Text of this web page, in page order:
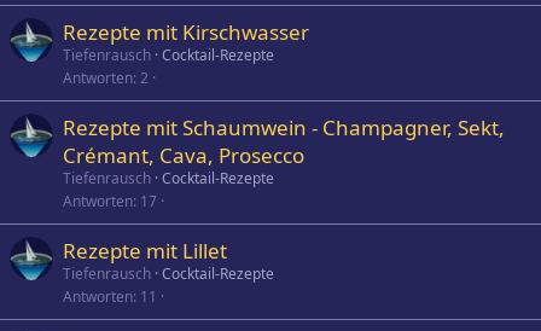
Rezepte mit Kirschwasser
Tiefenrausch Cocktail-Rezepte
Antworten 2
Rezepte mit Schaumwein - Champagner, Sekt,
Crémant, Cava, Prosecco
Tiefenrausch Cocktail-Rezepte
Antworten 17
Rezepte mit Lillet
Tiefenrausch Cocktail-Rezepte
Antworten 11